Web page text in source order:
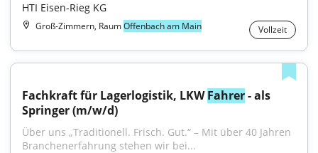
HTI Eisen-Rieg KG
Groß-Zimmern, RaumOffenbach am Main Vollzeit
Fachkraft für Lagerlogistik, LKW Fahrer - als
Springer (m/w/d)
Über uns „Traditionell. Frisch. Gut.“ – Mit über 40 Jahren
Branchenerfahrung stehen wir bei...